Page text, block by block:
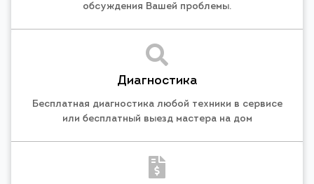
обсуждения Вашей проблемы.
Диагностика
Бесплатная диагностика любой техники в сервисе
или бесплатный выезд мастера на дом